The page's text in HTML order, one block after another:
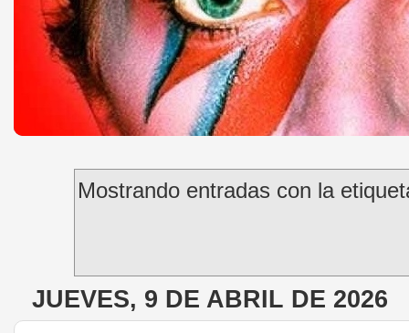
Mostrando entradas con la
JUEVES, 9 DE ABRIL DE 2026